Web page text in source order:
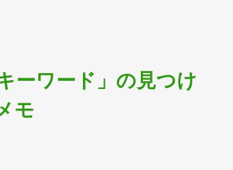
ーワード」の見つけ
モ